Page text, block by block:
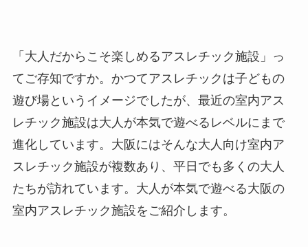
「大人だからこそ楽しめるアスレチック施設」っ
てご存知ですか。かつてアスレチックは子どもの
遊び場というイメージでしたが、最近の室内アス
レチック施設は大人が本気で遊べるレベルにまで
進化しています。大阪にはそんな大人向け室内ア
スレチック施設が複数あり、平日でも多くの大人
たちが訪れています。大人が本気で遊べる大阪の
室内アスレチック施設をご紹介します。